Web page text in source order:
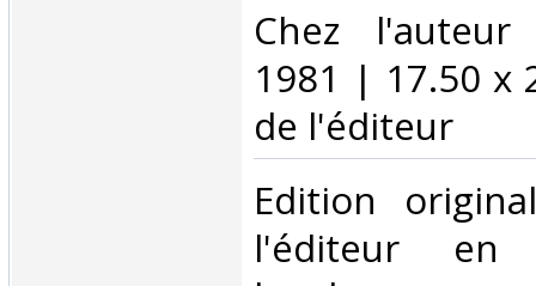
‎Chez
1981 | 17.50 x
de l'éditeur‎
‎Edition
l'éditeur en